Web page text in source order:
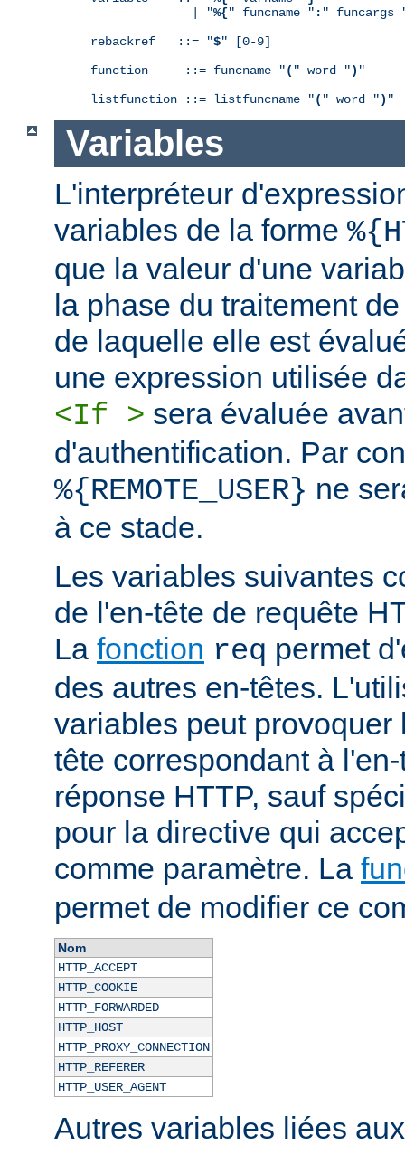
              | "
%{" funcname " : " funcargs
rebackref   ::= "$" [0-9]
function     ::= funcname "( " word ") "
listfunction ::= listfuncname "( " word ") "
Variables
L'interpréteur
variables de la forme
que la valeur d'une
la phase du traitement
de laquelle elle est
une expression utilisée
<If > sera évaluée
d'authentification. Par
%{REMOTE_USER} ne
à ce stade.
Les variables suivantes
de l'en-tête de requête
La fonction req permet
des autres en-têtes.
variables peut provoquer
tête correspondant à
réponse HTTP, sauf
pour la directive qui
comme paramètre. La
permet de modifier ce
Nom
HTTP_ACCEPT
HTTP_COOKIE
HTTP_FORWARDED
HTTP_HOST
HTTP_PROXY_CONNECTION
HTTP_REFERER
HTTP_USER_AGENT
Autres variables liées